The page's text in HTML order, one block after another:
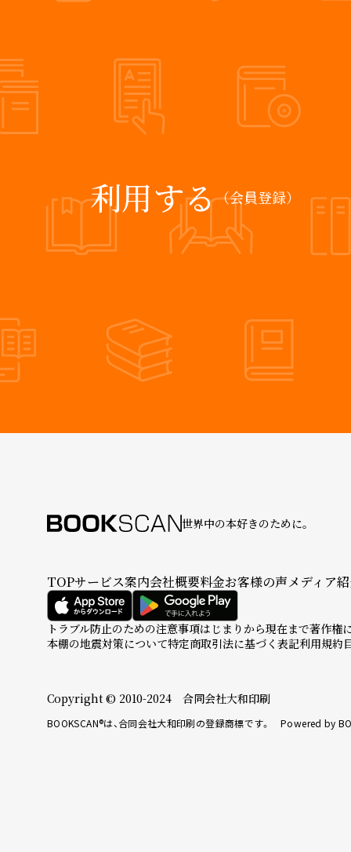
利用する（会員登録）
世界中の本好きのために。
TOPサービス案内会社概要料金お客様の声メディア
トラブル防止のための注意事項はじまりから現在まで著作権
本棚の地震対策について特定商取引法に基づく表記利用規約
Copyright © 2010-2024 合同会社大和印刷
BOOKSCAN®は、合同会社大和印刷の登録商標です。 Powered by